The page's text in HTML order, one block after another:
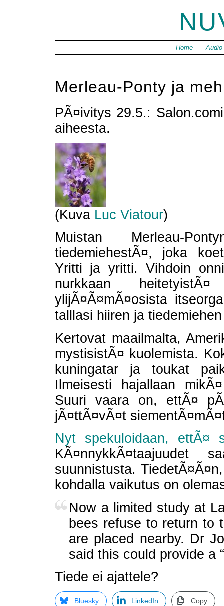
Home Audio
Merleau-Ponty ja
PÃ¤ivitys 29.5.:
aiheesta.
(Kuva Luc Viatour)
Muistan Merleau-
tiedemiehestÃ¤, joka
Yritti ja yritti. Vihdoin
nurkkaan
ylijÃ¤Ã¤mÃ¤osista
talllasi hiiren ja
Kertovat maailmalta,
mystisistÃ¤ kuolemista.
kuningatar ja toukat
Ilmeisesti hajallaan
Suuri vaara on, ettÃ¤
jÃ¤ttÃ¤vÃ¤t
Nyt spekuloidaan, ettÃ¤
KÃ¤nnykkÃ¤taajuudet
suunnistusta.
kohdalla vaikutus on
Now a limited study at
bees refuse to return to
are placed nearby. Dr
said this could provide a
Tiede ei ajattele?
Bluesky LinkedIn Copy